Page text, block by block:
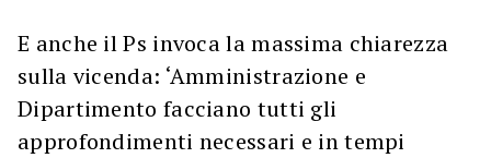
E anche il Ps invoca la massima chiarezza
sulla vicenda: ‘Amministrazione e
Dipartimento facciano tutti gli
approfondimenti necessari e in tempi